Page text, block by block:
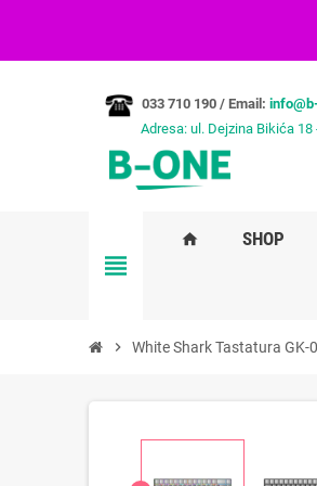
033 710 190 / Email:
Adresa: ul. Dejzina Bikića 18 -
view_headline
home SHOP
chevron_right White Shark Tastatura GK-